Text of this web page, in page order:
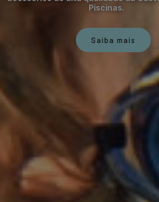
Piscinas.
Saiba mais